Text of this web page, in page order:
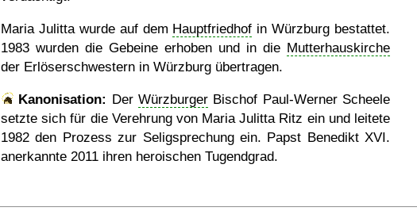
Maria Julitta wurde auf dem Hauptfriedhof in Würzburg bestattet.
1983 wurden die Gebeine erhoben und in die Mutterhauskirche
der Erlöserschwestern in Würzburg übertragen.
Kanonisation: DerWürzburger Bischof Paul-Werner Scheele
setzte sich für die Verehrung von Maria Julitta Ritz ein und leitete
1982 den Prozess zur Seligsprechung ein. Papst Benedikt XVI.
anerkannte 2011 ihren heroischen Tugendgrad.